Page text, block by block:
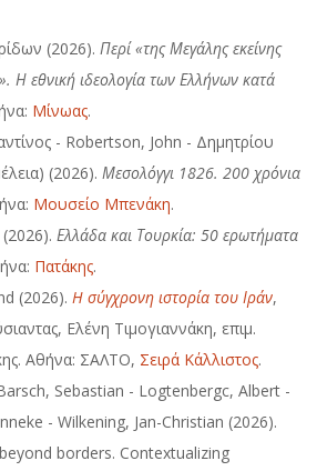
(2026). Περί «της Μεγάλης εκείνης
Η εθνική ιδεολογία των Ελλήνων κατά
Μίνωας.
- Robertson, John - Δημητρίου
(2026). Μεσολόγγι 1826. 200 χρόνια
Μουσείο Μπενάκη.
Ελλάδα και Τουρκία: 50 ερωτήματα
Πατάκης.
(2026). H σύγχρονη ιστορία του Ιράν,
Ελένη Τιμογιαννάκη, επιμ.
Αθήνα: ΣΑΛΤΟ, Σειρά Κάλλιστος.
Sebastian - Logtenbergc, Albert -
- Wilkening, Jan-Christian (2026).
borders. Contextualizing